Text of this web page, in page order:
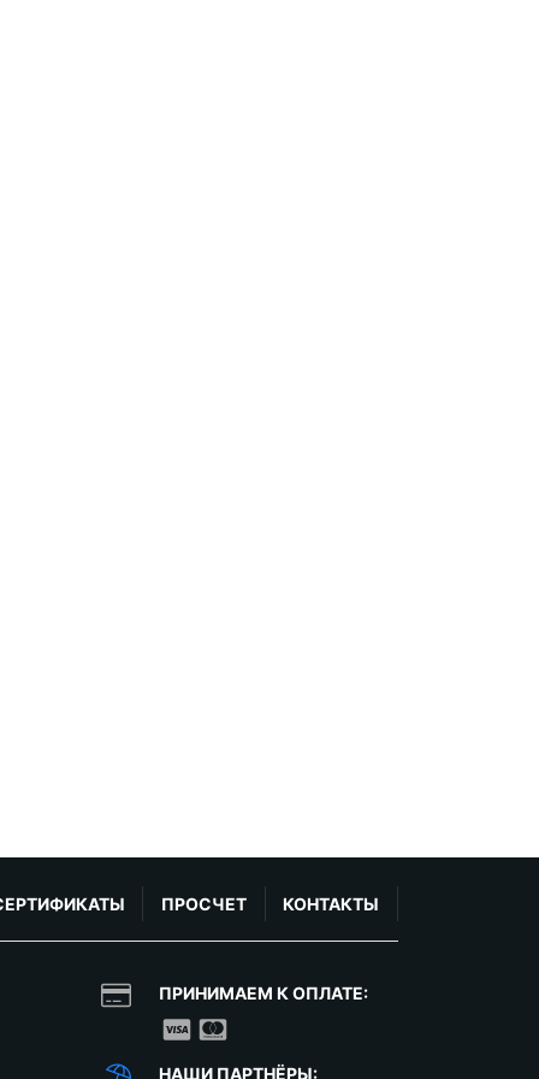
ПРОСЧЕТ КОНТАКТЫ
ПРИНИМАЕМ К ОПЛАТЕ:
НАШИ ПАРТНЁРЫ: